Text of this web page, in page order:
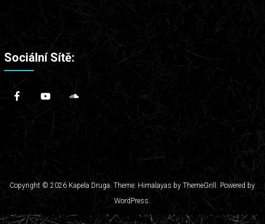
Sociální Sítě:
Copyright © 2026 Kapela Druga. Theme: Himalayas byThemeGrill . Powered by
WordPress.